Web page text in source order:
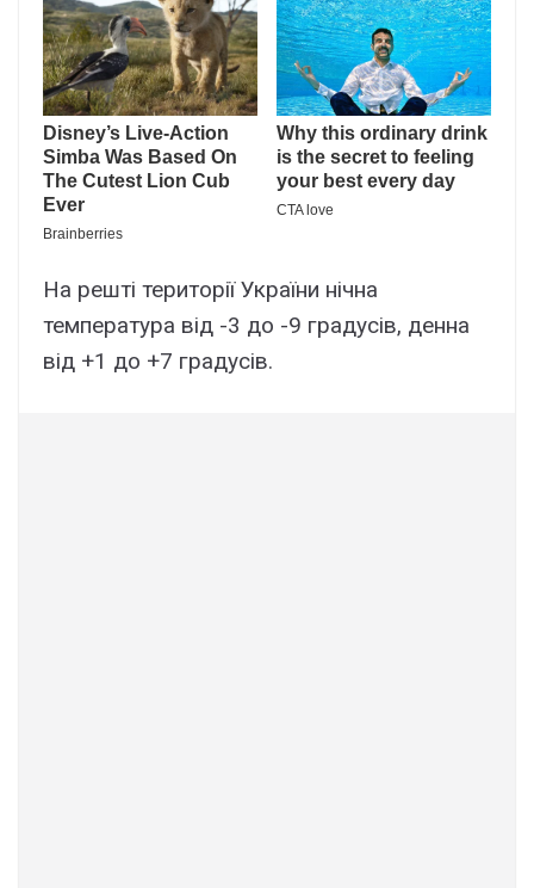
На решті території України нічна
температура від -3 до -9 градусів, денна
від +1 до +7 градусів.